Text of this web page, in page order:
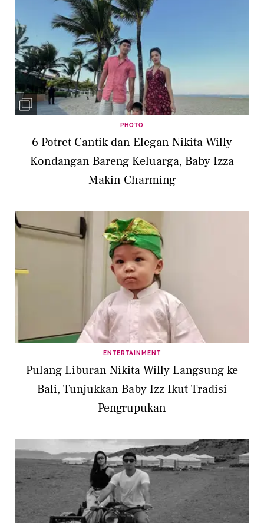
PHOTO
6 Potret Cantik dan Elegan Nikita Willy
Kondangan Bareng Keluarga, Baby Izza
Makin Charming
ENTERTAINMENT
Pulang Liburan Nikita Willy Langsung ke
Bali, Tunjukkan Baby Izz Ikut Tradisi
Pengrupukan